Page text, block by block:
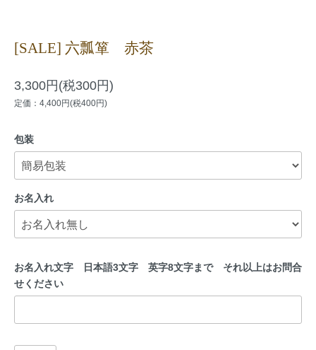
[SALE] 六瓢箪 赤茶
3,300円(税300円)
定価：4,400円(税400円)
包装
お名入れ
お名入れ文字 日本語3文字 英字8文字まで それ以上はお問合
せください